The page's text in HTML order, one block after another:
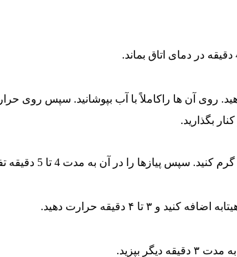
روی آن ها راکاملاً با آب بپوشانید. سپس روی
بگذارید.
را در آن به مدت 4 تا 5 دقیقه تفت دهید.
۳ تا ۴ دقیقه حرارت دهید.
بپزید.